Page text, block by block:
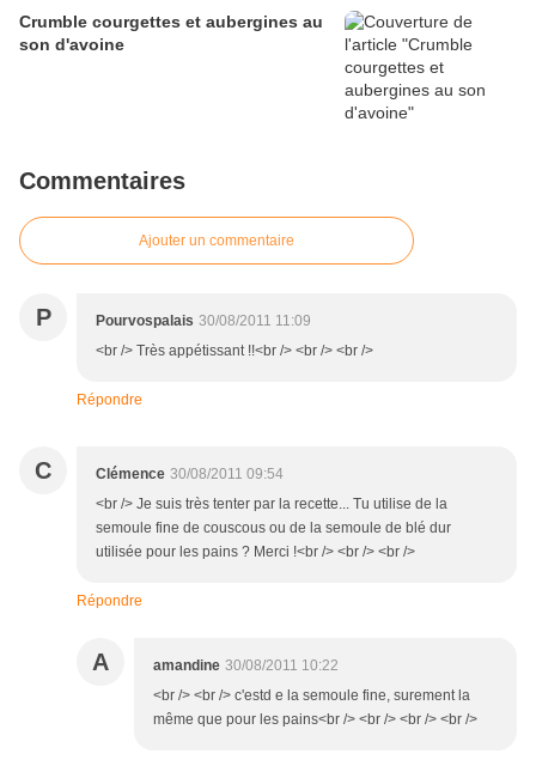
Crumble courgettes et aubergines au
son d'avoine
Commentaires
Ajouter un commentaire
P Pourvospalais 30/08/2011 11:09
<br /> Très appétissant !!<br /> <br /> <br />
Répondre
C Clémence 30/08/2011 09:54
<br /> Je suis très tenter par la recette... Tu utilise de la
semoule fine de couscous ou de la semoule de blé dur
utilisée pour les pains ? Merci !<br /> <br /> <br />
Répondre
A amandine 30/08/2011 10:22
<br /> <br /> c'estd e la semoule fine, surement la
même que pour les pains<br /> <br /> <br /> <br />